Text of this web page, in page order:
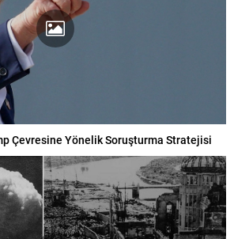
Çevresine Yönelik Soruşturma Stratejisi